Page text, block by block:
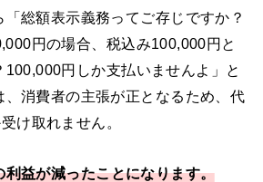
「総額表示義務ってご存じですか？
円の場合、税込み100,000円と
100,000円しか支払いませんよ」と
、消費者の主張が正となるため、代
け取れません。
利益が減ったことになります。